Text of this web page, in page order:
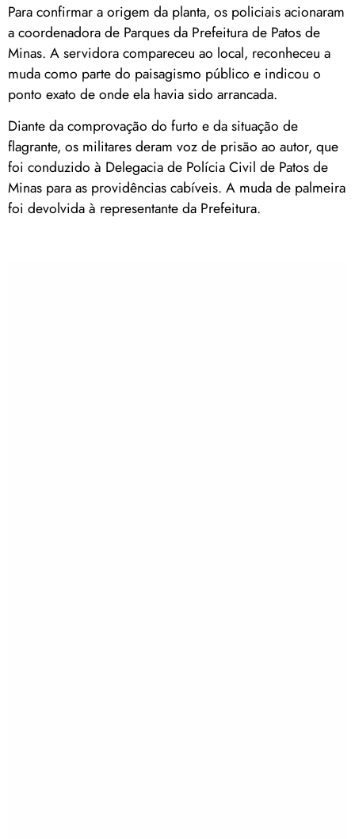
Para confirmar a origem da planta, os policiais acionaram
a coordenadora de Parques da Prefeitura de Patos de
Minas. A servidora compareceu ao local, reconheceu a
muda como parte do paisagismo público e indicou o
ponto exato de onde ela havia sido arrancada.
Diante da comprovação do furto e da situação de
flagrante, os militares deram voz de prisão ao autor, que
foi conduzido à Delegacia de Polícia Civil de Patos de
Minas para as providências cabíveis. A muda de palmeira
foi devolvida à representante da Prefeitura.